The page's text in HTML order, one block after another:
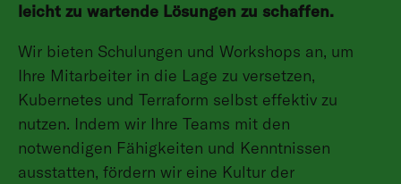
leicht zu wartende Lösungen zu schaffen.
Wir bieten Schulungen und Workshops an, um
Ihre Mitarbeiter in die Lage zu versetzen,
Kubernetes und Terraform selbst effektiv zu
nutzen. Indem wir Ihre Teams mit den
notwendigen Fähigkeiten und Kenntnissen
ausstatten, fördern wir eine Kultur der